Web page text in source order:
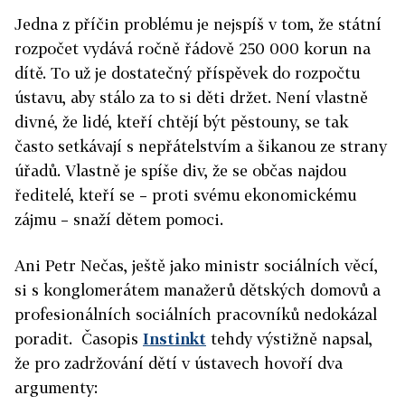
Jedna z příčin problému je nejspíš v tom, že státní
rozpočet vydává ročně řádově 250 000 korun na
dítě. To už je dostatečný příspěvek do rozpočtu
ústavu, aby stálo za to si děti držet. Není vlastně
divné, že lidé, kteří chtějí být pěstouny, se tak
často setkávají s nepřátelstvím a šikanou ze strany
úřadů. Vlastně je spíše div, že se občas najdou
ředitelé, kteří se – proti svému ekonomickému
zájmu – snaží dětem pomoci.
Ani Petr Nečas, ještě jako ministr sociálních věcí,
si s konglomerátem manažerů dětských domovů a
profesionálních sociálních pracovníků nedokázal
poradit. Časopis Instinkt tehdy výstižně napsal,
že pro zadržování dětí v ústavech hovoří dva
argumenty: